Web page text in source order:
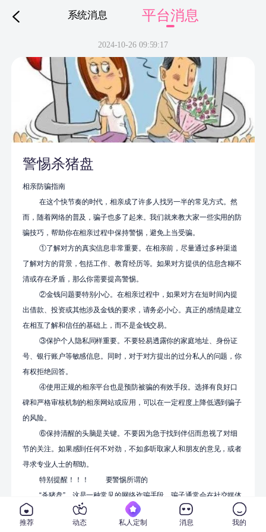
系统消息 平台消息
下拉刷新
2024-10-26 09:59:17
警惕杀猪盘
相亲防骗指南
在这个快节奏的时代，相亲成了许多人找另一半的常见方式。然
而，随着网络的普及，骗子也多了起来。我们就来教大家一些实用的防
骗技巧，帮助你在相亲过程中保持警惕，避免上当受骗。
①了解对方的真实信息非常重要。在相亲前，尽量通过多种渠道
了解对方的背景，包括工作、教育经历等。如果对方提供的信息含糊不
清或存在矛盾，那么你需要提高警惕。
②金钱问题要特别小心。在相亲过程中，如果对方在短时间内提
出借款、投资或其他涉及金钱的要求，请务必小心。真正的感情是建立
在相互了解和信任的基础上，而不是金钱交易。
③保护个人隐私同样重要。不要轻易透露你的家庭地址、身份证
号、银行账户等敏感信息。同时，对于对方提出的过分私人的问题，你
有权拒绝回答。
④使用正规的相亲平台也是预防被骗的有效手段。选择有良好口
碑和严格审核机制的相亲网站或应用，可以在一定程度上降低遇到骗子
的风险。
⑥保持清醒的头脑是关键。不要因为急于找到伴侣而忽视了对细
节的关注。如果感到任何不对劲，不如多听取家人和朋友的意见，或者
寻求专业人士的帮助。
特别提醒！！！
要警惕所谓的
“杀猪盘”。这是一种常见的网络诈骗手段，骗子通常会在社交媒体
或相亲网站上寻找目标，然后通过建立虚假的情感关系来骗取钱财。他
们可能会编造各种理由要求转账，一旦得手就会消失无踪。因此，在网
推荐 动态 私人定制 消息 我的